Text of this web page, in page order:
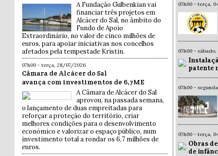
A Fundação Gulbenkian vai
financiar três projetos em
Alcácer do Sal, no âmbito do
Fundo de Apoio
Extraordinário, no valor de cinco milhões de
euros, para apoiar iniciativas nos concelhos
afetados pela tempestade Kristin.
07h00 - terça, 28/07/2026
Câmara de Alcácer do Sal
avança com investimentos de 6,7ME
A Câmara de Alcácer do Sal
aprovou, na passada semana,
o lançamento de duas empreitadas para
reforçar a proteção do território, criar
melhores condições para o desenvolvimento
económico e valorizar o espaço público, num
investimento total a rondar os 6,7 milhões de
euros.
07h00 - terça,
07h00 -
patente
07h00 -
07h00 - terça,
Obras
de